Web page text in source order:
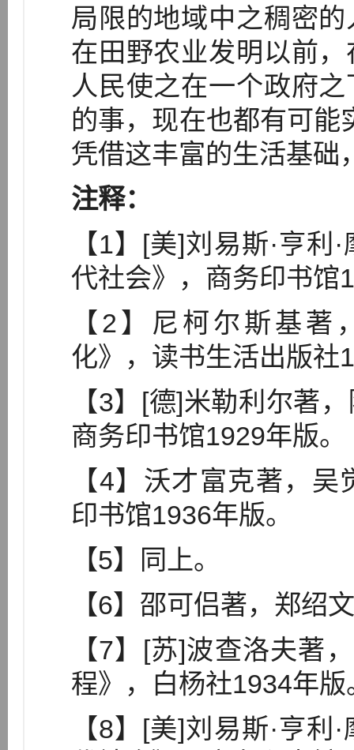
局限的地域中之稠密
在田野农业发明以前
人民使之在一个政府
的事，现在也都有可能
凭借这丰富的生活基础
注释：
【1】[美]刘易斯·亨
代社会》，商务印书馆
【2】尼柯尔斯基
化》，读书生活出版社
【3】[德]米勒利尔著
商务印书馆1929年版。
【4】沃才富克著，
印书馆1936年版。
【5】同上。
【6】邵可侣著，郑绍
【7】[苏]波查洛夫著
程》，白杨社1934年版
【8】[美]刘易斯·亨